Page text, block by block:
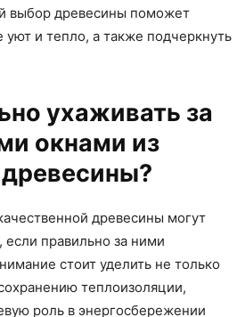
выбор древесины поможет
уют и тепло, а также подчеркнуть
ухаживать за
окнами из
древесины могут
правильно за ними
стоит уделить не только
теплоизоляции,
роль в энергосбережении